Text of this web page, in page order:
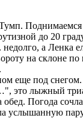
Поднимаемся
до 20
а
на склоне
еще под
это лыжный
Погода